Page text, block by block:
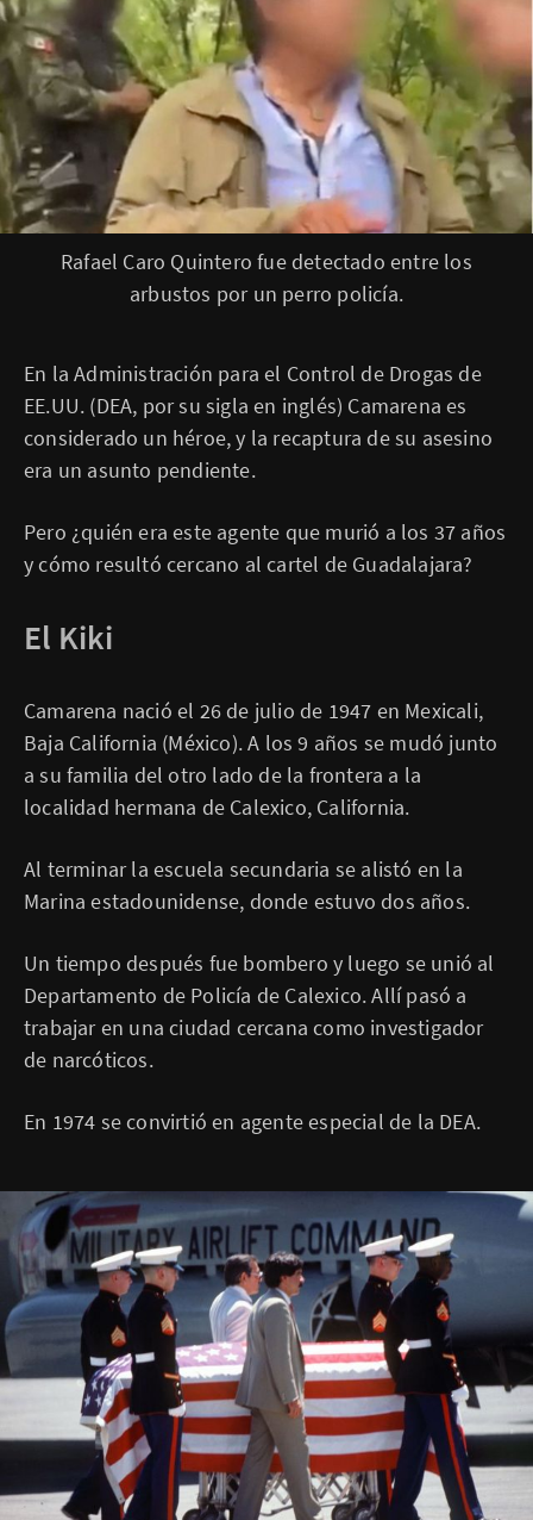
P
i
e
t
,
Rafael Caro Quintero fue detectado entre los
arbustos por un perro policía.
En la Administración para el Control de Drogas de
EE.UU. (DEA, por su sigla en inglés) Camarena es
considerado un héroe, y la recaptura de su asesino
era un asunto pendiente.
Pero ¿quién era este agente que murió a los 37 años
y cómo resultó cercano al cartel de Guadalajara?
El Kiki
Camarena nació el 26 de julio de 1947 en Mexicali,
Baja California (México). A los 9 años se mudó junto
a su familia del otro lado de la frontera a la
localidad hermana de Calexico, California.
Al terminar la escuela secundaria se alistó en la
Marina estadounidense, donde estuvo dos años.
Un tiempo después fue bombero y luego se unió al
Departamento de Policía de Calexico. Allí pasó a
trabajar en una ciudad cercana como investigador
de narcóticos.
En 1974 se convirtió en agente especial de la DEA.